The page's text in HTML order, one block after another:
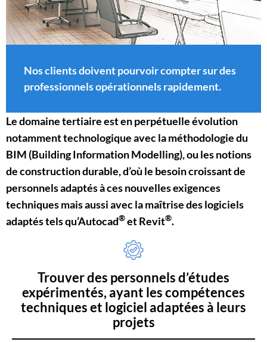
Nos clients doivent pourvoir compter sur des
professionnels opérationnels rapidement.
Le domaine tertiaire est en perpétuelle évolution
notamment technologique avec la méthodologie du
BIM (Building Information Modelling), ou les notions
de construction durable, d’où le besoin croissant de
personnels adaptés à ces nouvelles exigences
techniques mais aussi avec la maîtrise des logiciels
adaptés tels qu’Autocad®et Revit®.
Trouver des personnels d’études
expérimentés, ayant les compétences
techniques et logiciel adaptées à leurs
projets